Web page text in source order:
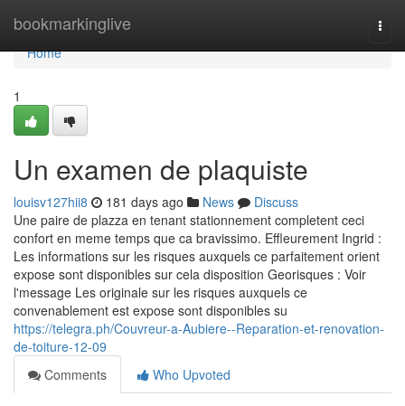
bookmarkinglive
Home
Home
1
Un examen de plaquiste
louisv127hii8 181 days ago News
Discuss
Une paire de plazza en tenant stationnement completent ceci
confort en meme temps que ca bravissimo. Effleurement Ingrid :
Les informations sur les risques auxquels ce parfaitement orient
expose sont disponibles sur cela disposition Georisques : Voir
l'message Les originale sur les risques auxquels ce
convenablement est expose sont disponibles su
https://telegra.ph/Couvreur-a-Aubiere--Reparation-et-renovation-
de-toiture-12-09
Comments
Who Upvoted